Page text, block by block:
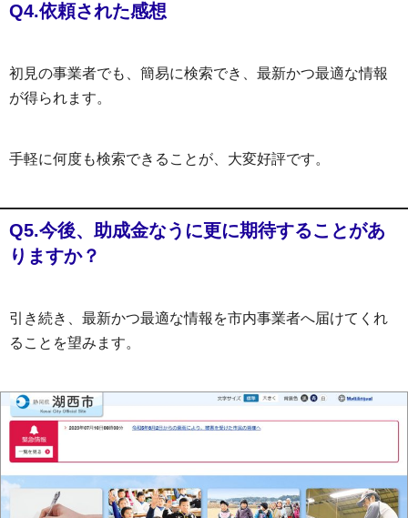
Q4.依頼された感想
初見の事業者でも、簡易に検索でき、最新かつ最適な情報
が得られます。
手軽に何度も検索できることが、大変好評です。
Q5.今後、助成金なうに更に期待することがあ
りますか？
引き続き、最新かつ最適な情報を市内事業者へ届けてくれ
ることを望みます。